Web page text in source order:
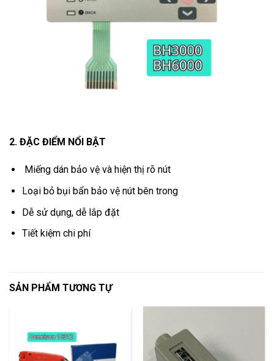
2. ĐẶC ĐIỂM NỔI BẬT
Miếng dán bảo vệ và hiện thị rõ nút
Loại bỏ bụi bẩn bảo vệ nút bên trong
Dễ sử dụng, dễ lắp đặt
Tiết kiệm chi phí
SẢN PHẨM TƯƠNG TỰ